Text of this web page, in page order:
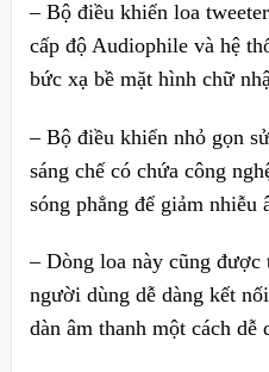
– Bộ điều khiển loa
cấp độ Audiophile và hệ
bức xạ bề mặt hình chữ
– Bộ điều khiển nhỏ gọn
sáng chế có chứa công
sóng phẳng để giảm nhiễu
– Dòng loa này cũng
người dùng dễ dàng kết
dàn âm thanh một cách dễ